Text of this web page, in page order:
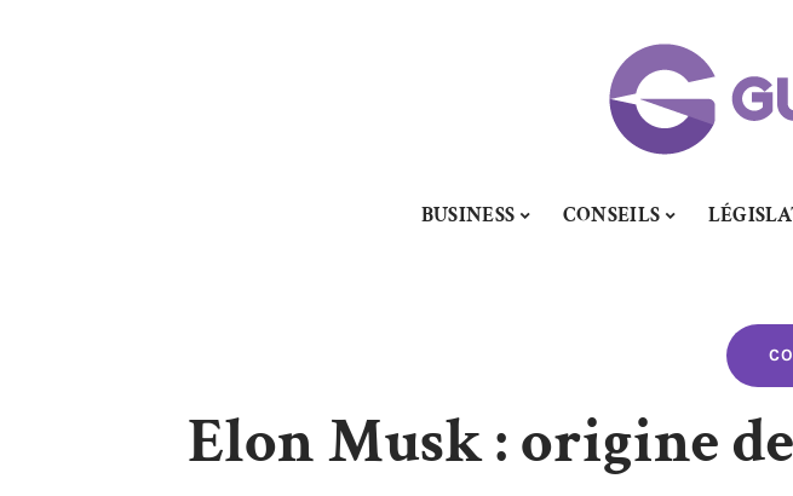
BUSINESS CONSEILS
Elon Musk : origine